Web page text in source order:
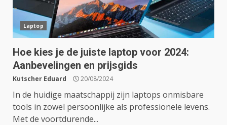
Laptop
Hoe kies je de juiste laptop voor 2024:
Aanbevelingen en prijsgids
Kutscher Eduard 20/08/2024
In de huidige maatschappij zijn laptops onmisbare
tools in zowel persoonlijke als professionele levens.
Met de voortdurende...